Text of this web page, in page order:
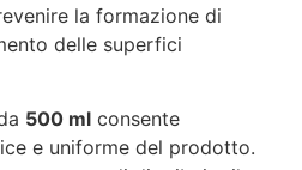
la formazione di
delle superfici
500 ml consente
e uniforme del prodotto.